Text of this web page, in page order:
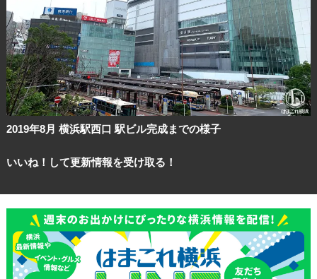
2019年8月 横浜駅西口 駅ビル完成までの様子
いいね！して更新情報を受け取る！